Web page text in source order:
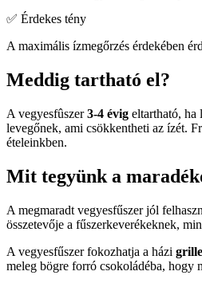
✅ Érdekes tény
A maximális ízmegőrzés érdekében
Meddig tartható el?
A vegyesfûszer3-4 évig eltartható, ha
levegőnek, ami csökkentheti az ízét.
ételeinkben.
Mit tegyünk a
A megmaradt vegyesfűszer jól
összetevője a fűszerkeverékeknek,
A vegyesfűszer fokozhatja a házi
meleg bögre forró csokoládéba, hogy